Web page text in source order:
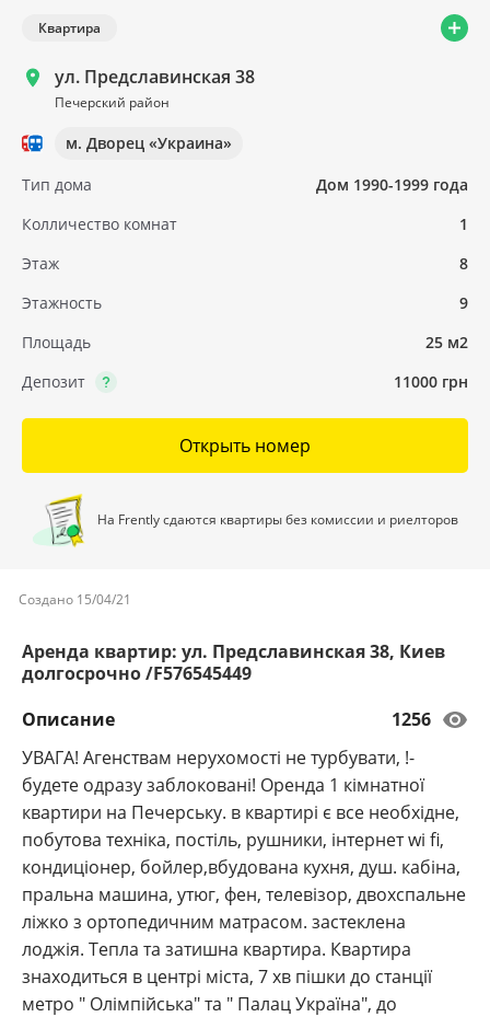
Квартира
ул. Предславинская 38
Печерский район
м. Дворец «Украина»
Тип дома
Дом 1990-1999 года
Колличество комнат
1
Этаж
8
Этажность
9
Площадь
25 м2
Депозит
11000 грн
Открыть номер
На Frently сдаются квартиры без комиссии и риелторов
Создано 15/04/21
Аренда квартир: ул. Предславинская 38, Киев
долгосрочно /F576545449
Описание
1256
УВАГА! Агенствам нерухомості не турбувати, !-
будете одразу заблоковані! Оренда 1 кімнатної
квартири на Печерську. в квартирі є все необхідне,
побутова техніка, постіль, рушники, інтернет wi fi,
кондиціонер, бойлер,вбудована кухня, душ. кабіна,
пральна машина, утюг, фен, телевізор, двохспальне
ліжко з ортопедичним матрасом. застеклена
лоджія. Тепла та затишна квартира. Квартира
знаходиться в центрі міста, 7 хв пішки до станції
метро " Олімпійська" та " Палац Україна", до